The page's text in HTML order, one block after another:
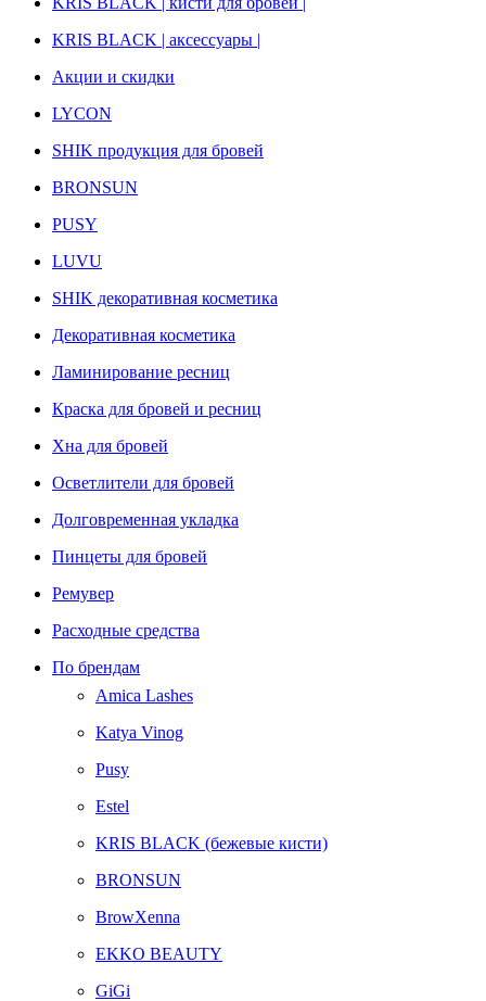
KRIS BLACK | аксессуары |
Акции и скидки
LYCON
SHIK продукция для бровей
BRONSUN
PUSY
LUVU
SHIK декоративная косметика
Декоративная косметика
Ламинирование ресниц
Краска для бровей и ресниц
Хна для бровей
Осветлители для бровей
Долговременная укладка
Пинцеты для бровей
Ремувер
Расходные средства
По брендам
Amica Lashes
Katya Vinog
Pusy
Estel
KRIS BLACK (бежевые кисти)
BRONSUN
BrowXenna
EKKO BEAUTY
GiGi